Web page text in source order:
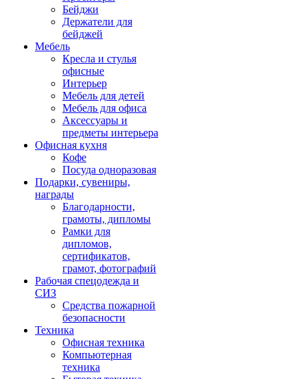
Бейджи
Держатели для
бейджей
Мебель
Кресла и стулья
офисные
Интерьер
Мебель для детей
Мебель для офиса
Аксессуары и
предметы интерьера
Офисная кухня
Кофе
Посуда одноразовая
Подарки, сувениры,
награды
Благодарности,
грамоты, дипломы
Рамки для
дипломов,
сертификатов,
грамот, фотографий
Рабочая спецодежда и
СИЗ
Средства пожарной
безопасности
Техника
Офисная техника
Компьютерная
техника